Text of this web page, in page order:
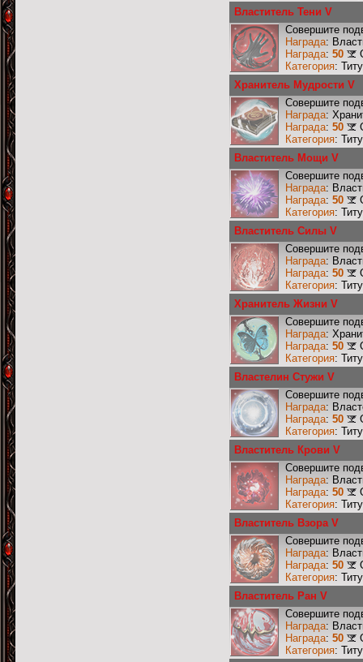
Властитель Тени V
Совершите
Награда:
Награда: 50
Категория:
Хранитель Мудрости V
Совершите
Награда:
Награда: 50
Категория:
Властитель Мощи V
Совершите
Награда:
Награда: 50
Категория:
Властитель Силы V
Совершите
Награда:
Награда: 50
Категория:
Хранитель Жизни V
Совершите
Награда:
Награда: 50
Категория:
Властелин Стужи V
Совершите
Награда:
Награда: 50
Категория:
Властитель Крови V
Совершите
Награда:
Награда: 50
Категория:
Властитель Взора V
Совершите
Награда:
Награда: 50
Категория:
Властитель Ран V
Совершите
Награда:
Награда: 50
Категория: